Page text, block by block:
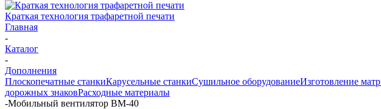
Краткая технология трафаретной печати
Главная
-
Каталог
-
Дополнения
Плоскопечатные станкиКарусельные станкиСушильное оборудованиеИзготовление
дорожных знаковРасходные материалы
-Мобильный вентилятор ВМ-40